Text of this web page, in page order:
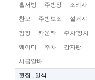
홀서빙 주방장 조리사
찬모 주방보조 설거지
점장 카운타 주차/장치
웨이터 주차 감자탕
시급알바
횟집 , 일식